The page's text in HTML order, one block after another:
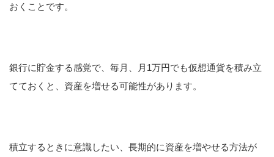
おくことです。
銀行に貯金する感覚で、毎月、月1万円でも仮想通貨を積み立
てておくと、資産を増せる可能性があります。
積立するときに意識したい、長期的に資産を増やせる方法が